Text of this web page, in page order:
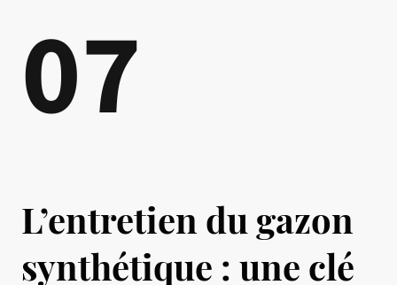
07
L’entretien du gazon
synthétique : une clé